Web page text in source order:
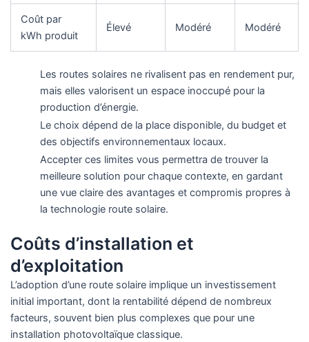
Coût par
kWh produit
Élevé Modéré Modéré
Les routes solaires ne rivalisent pas en rendement pur,
mais elles valorisent un espace inoccupé pour la
production d’énergie.
Le choix dépend de la place disponible, du budget et
des objectifs environnementaux locaux.
Accepter ces limites vous permettra de trouver la
meilleure solution pour chaque contexte, en gardant
une vue claire des avantages et compromis propres à
la technologie route solaire.
Coûts d’installation et
d’exploitation
L’adoption d’une route solaire implique un investissement
initial important, dont la rentabilité dépend de nombreux
facteurs, souvent bien plus complexes que pour une
installation photovoltaïque classique.